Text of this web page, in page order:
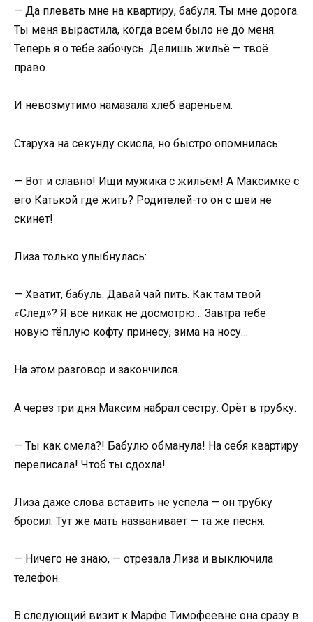
— Да плевать мне на квартиру, бабуля. Ты мне дорога.
Ты меня вырастила, когда всем было не до меня.
Теперь я о тебе забочусь. Делишь жильё — твоё
право.
И невозмутимо намазала хлеб вареньем.
Старуха на секунду скисла, но быстро опомнилась:
— Вот и славно! Ищи мужика с жильём! А Максимке с
его Катькой где жить? Родителей-то он с шеи не
скинет!
Лиза только улыбнулась:
— Хватит, бабуль. Давай чай пить. Как там твой
«След»? Я всё никак не досмотрю… Завтра тебе
новую тёплую кофту принесу, зима на носу…
На этом разговор и закончился.
А через три дня Максим набрал сестру. Орёт в трубку:
— Ты как смела?! Бабулю обманула! На себя квартиру
переписала! Чтоб ты сдохла!
Лиза даже слова вставить не успела — он трубку
бросил. Тут же мать названивает — та же песня.
— Ничего не знаю, — отрезала Лиза и выключила
телефон.
В следующий визит к Марфе Тимофеевне она сразу в